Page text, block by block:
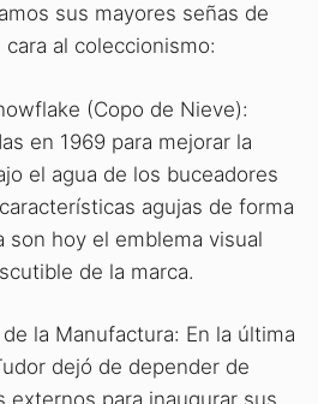
sus mayores señas de
al coleccionismo:
(Copo de Nieve):
en 1969 para mejorar la
el agua de los buceadores
agujas de forma
son hoy el emblema visual
de la marca.
la Manufactura: En la última
dejó de depender de
externos para inaugurar sus